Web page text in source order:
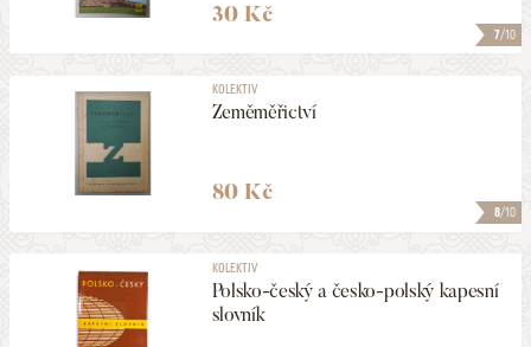
7/10
30 Kč
8/10
KOLEKTIV
Zeměměřictví
80 Kč
KOLEKTIV
Polsko-český a česko-polský kapesní
slovník